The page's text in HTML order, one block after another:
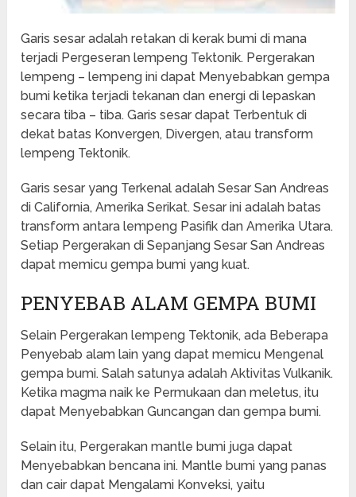
Garis sesar adalah retakan di kerak bumi di mana
terjadi Pergeseran lempeng Tektonik. Pergerakan
lempeng – lempeng ini dapat Menyebabkan gempa
bumi ketika terjadi tekanan dan energi di lepaskan
secara tiba – tiba. Garis sesar dapat Terbentuk di
dekat batas Konvergen, Divergen, atau transform
lempeng Tektonik.
Garis sesar yang Terkenal adalah Sesar San Andreas
di California, Amerika Serikat. Sesar ini adalah batas
transform antara lempeng Pasifik dan Amerika Utara.
Setiap Pergerakan di Sepanjang Sesar San Andreas
dapat memicu gempa bumi yang kuat.
PENYEBAB ALAM GEMPA BUMI
Selain Pergerakan lempeng Tektonik, ada Beberapa
Penyebab alam lain yang dapat memicu Mengenal
gempa bumi. Salah satunya adalah Aktivitas Vulkanik.
Ketika magma naik ke Permukaan dan meletus, itu
dapat Menyebabkan Guncangan dan gempa bumi.
Selain itu, Pergerakan mantle bumi juga dapat
Menyebabkan bencana ini. Mantle bumi yang panas
dan cair dapat Mengalami Konveksi, yaitu